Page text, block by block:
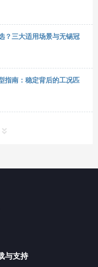
？三大适用场景与无锡冠
指南：稳定背后的工况匹
与支持